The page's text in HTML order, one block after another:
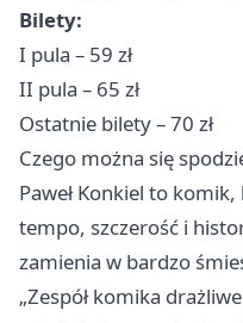
Bilety:
I pula – 59 zł
II pula – 65 zł
Ostatnie bilety – 70 zł
Czego można się
Paweł Konkiel to
tempo, szczerość i
zamienia w bardzo
„Zespół komika